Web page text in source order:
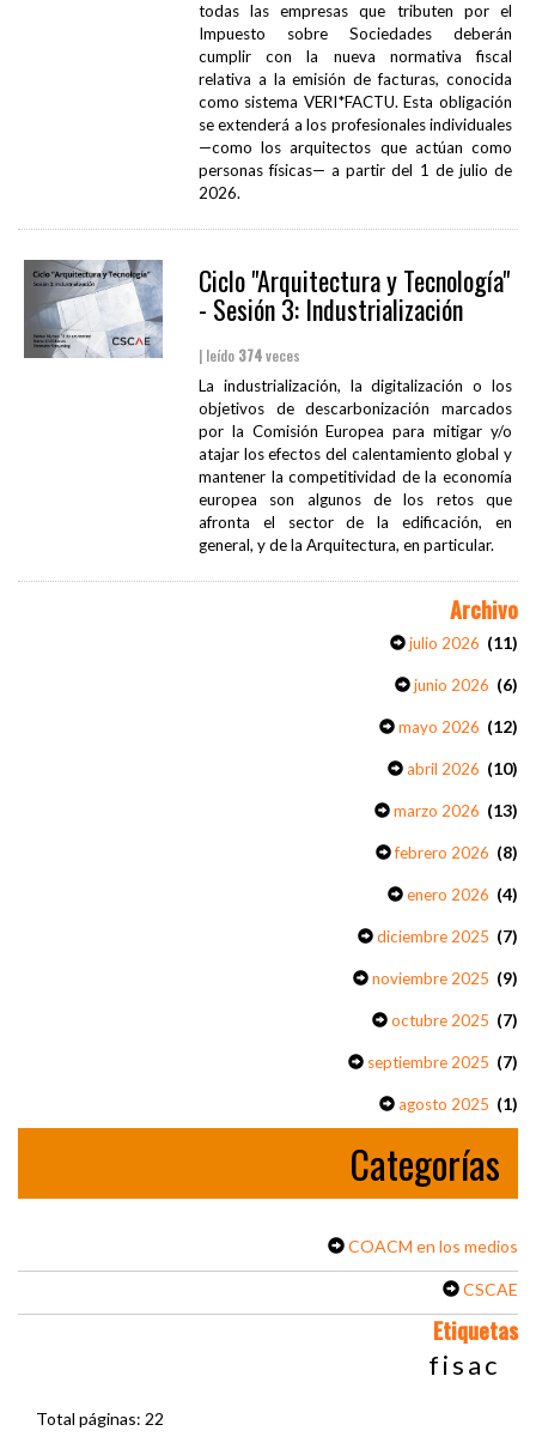
todas las empresas que tributen por el
Impuesto sobre Sociedades deberán
cumplir con la nueva normativa fiscal
relativa a la emisión de facturas, conocida
como sistema VERI*FACTU. Esta obligación
se extenderá a los profesionales individuales
—como los arquitectos que actúan como
personas físicas— a partir del 1 de julio de
2026.
Ciclo "Arquitectura y Tecnología"
- Sesión 3: Industrialización
| leído 374veces
La industrialización, la digitalización o los
objetivos de descarbonización marcados
por la Comisión Europea para mitigar y/o
atajar los efectos del calentamiento global y
mantener la competitividad de la economía
europea son algunos de los retos que
afronta el sector de la edificación, en
general, y de la Arquitectura, en particular.
Archivo
julio 2026 (11)
junio 2026 (6)
mayo 2026 (12)
abril 2026 (10)
marzo 2026 (13)
febrero 2026 (8)
enero 2026 (4)
diciembre 2025 (7)
noviembre 2025 (9)
octubre 2025 (7)
septiembre 2025 (7)
agosto 2025 (1)
Categorías
COACM en los medios
CSCAE
Etiquetas
fisac
Total páginas: 22